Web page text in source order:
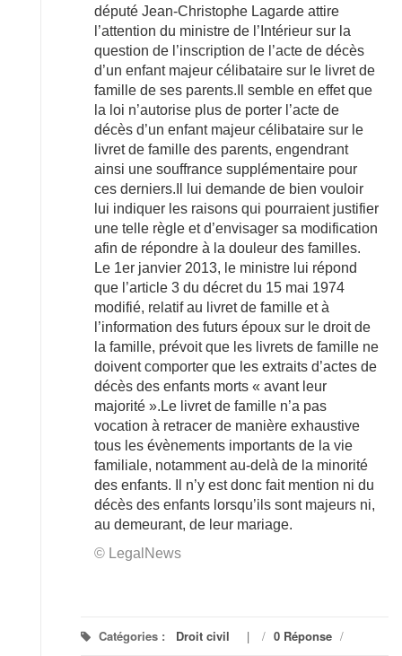
député Jean-Christophe Lagarde attire
l’attention du ministre de l’Intérieur sur la
question de l’inscription de l’acte de décès
d’un enfant majeur célibataire sur le livret de
famille de ses parents.Il semble en effet que
la loi n’autorise plus de porter l’acte de
décès d’un enfant majeur célibataire sur le
livret de famille des parents, engendrant
ainsi une souffrance supplémentaire pour
ces derniers.Il lui demande de bien vouloir
lui indiquer les raisons qui pourraient justifier
une telle règle et d’envisager sa modification
afin de répondre à la douleur des familles.
Le 1er janvier 2013, le ministre lui répond
que l’article 3 du décret du 15 mai 1974
modifié, relatif au livret de famille et à
l’information des futurs époux sur le droit de
la famille, prévoit que les livrets de famille ne
doivent comporter que les extraits d’actes de
décès des enfants morts « avant leur
majorité ».Le livret de famille n’a pas
vocation à retracer de manière exhaustive
tous les évènements importants de la vie
familiale, notamment au-delà de la minorité
des enfants. Il n’y est donc fait mention ni du
décès des enfants lorsqu’ils sont majeurs ni,
au demeurant, de leur mariage.
© LegalNews
Catégories : Droit civil / 0 Réponse /